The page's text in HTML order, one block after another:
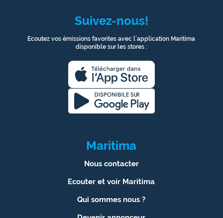
Suivez-nous!
Ecoutez vos émissions favorites avec l’application Maritima
disponible sur les stores :
1
Maritima
Nous contacter
Ecouter et voir Maritima
Qui sommes nous ?